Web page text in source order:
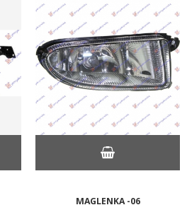
MAGLENKA -06